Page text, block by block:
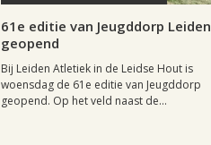
61e editie van Jeugddorp Leiden
geopend
Bij Leiden Atletiek in de Leidse Hout is
woensdag de 61e editie van Jeugddorp
geopend. Op het veld naast de...